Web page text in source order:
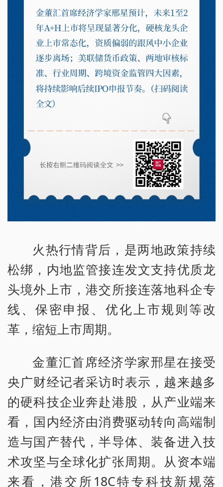
火热行情背后，是两地政策持续
松绑，内地监管接连发文支持优质龙
头境外上市，港交所接连落地科企专
线、保密申报、优化上市规则等改
革，缩短上市周期。
金董汇首席经济学家邢星在接受
央广财经记者采访时表示，越来越多
的硬科技企业奔赴港股，从产业端来
看，国内经济由消费驱动转向高端制
造与国产替代，半导体、装备进入技
术攻坚与全球化扩张周期。从资本端
来看，港交所18C特专科技新规落